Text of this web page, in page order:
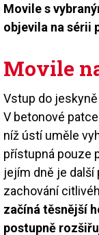
Movile s
objevila na sérii
Movile
Vstup do
V betonové
níž ústí uměle
přístupná pouze
jejím dně je
zachování
začíná těsnější
postupně